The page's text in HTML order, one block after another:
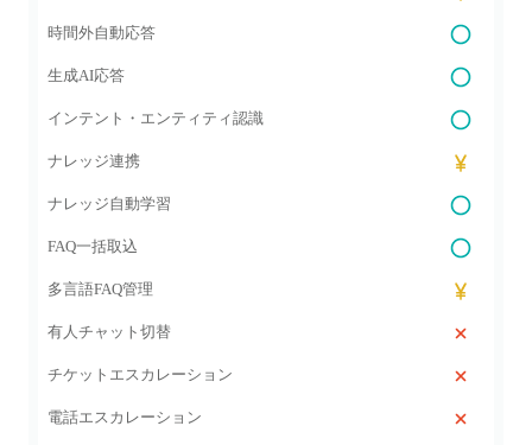
時間外自動応答
生成AI応答
インテント・エンティティ認識
ナレッジ連携
ナレッジ自動学習
FAQ一括取込
多言語FAQ管理
有人チャット切替
チケットエスカレーション
電話エスカレーション